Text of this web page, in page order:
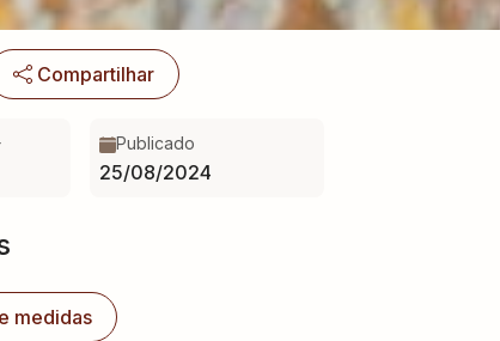
Compartilhar
Publicado
25/08/2024
medidas